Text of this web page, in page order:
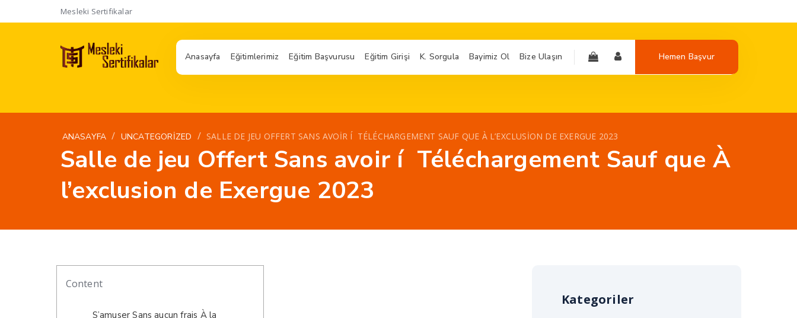
Mesleki Sertifikalar
Anasayfa Eğitimlerimiz Eğitim Başvurusu Eğitim Girişi K. Sorgula Bayimiz Ol Bize Ulaşın Hemen Başvur
ANASAYFA / UNCATEGORIZED / SALLE DE JEU OFFERT SANS AVOIR Í TÉLÉCHARGEMENT SAUF QUE À L’EXCLUSION DE EXERGUE 2023
Salle de jeu Offert Sans avoir í Téléchargement Sauf que À
l’exclusion de Exergue 2023
Content
S’amuser Sans aucun frais À la
Kategoriler